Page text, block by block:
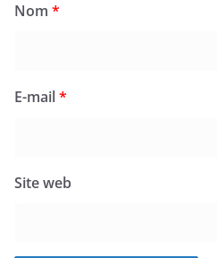
Nom *
E-mail*
Site web